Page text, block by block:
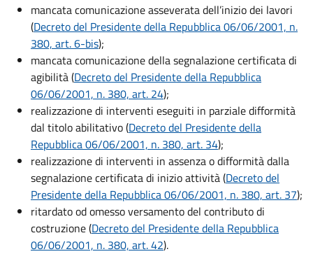
mancata comunicazione asseverata dell’inizio dei lavori
(Decreto del Presidente della Repubblica 06/06/2001, n.
380, art. 6-bis);
mancata comunicazione della segnalazione certificata di
agibilità (Decreto del Presidente della Repubblica
06/06/2001, n. 380, art. 24);
realizzazione di interventi eseguiti in parziale difformità
dal titolo abilitativo (Decreto del Presidente della
Repubblica 06/06/2001, n. 380, art. 34);
realizzazione di interventi in assenza o difformità dalla
segnalazione certificata di inizio attività (Decreto del
Presidente della Repubblica 06/06/2001, n. 380, art. 37);
ritardato od omesso versamento del contributo di
costruzione (Decreto del Presidente della Repubblica
06/06/2001, n. 380, art. 42).